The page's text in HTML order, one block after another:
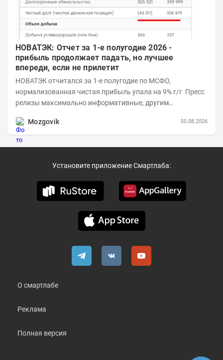
НОВАТЭК: Отчет за 1-е полугодие 2026 -
прибыль продолжает падать, но лучшее
впереди, если не прилетит
НОВАТЭК отчитался за 1-е полугодие по МСФО,
нормализованная чистая прибыль упала на 9% г/г Пресс
релизы максимально информативные, другим
Mozgovik
05.08.2026
Установите приложение Смартлаба:
О смартлабе
Реклама
Полная версия